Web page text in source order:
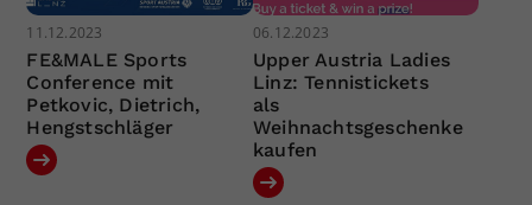
11.12.2023
FE&MALE Sports
Conference mit
Petkovic, Dietrich,
Hengstschläger
06.12.2023
Upper Austria Ladies
Linz: Tennistickets
als
Weihnachtsgeschenke
kaufen